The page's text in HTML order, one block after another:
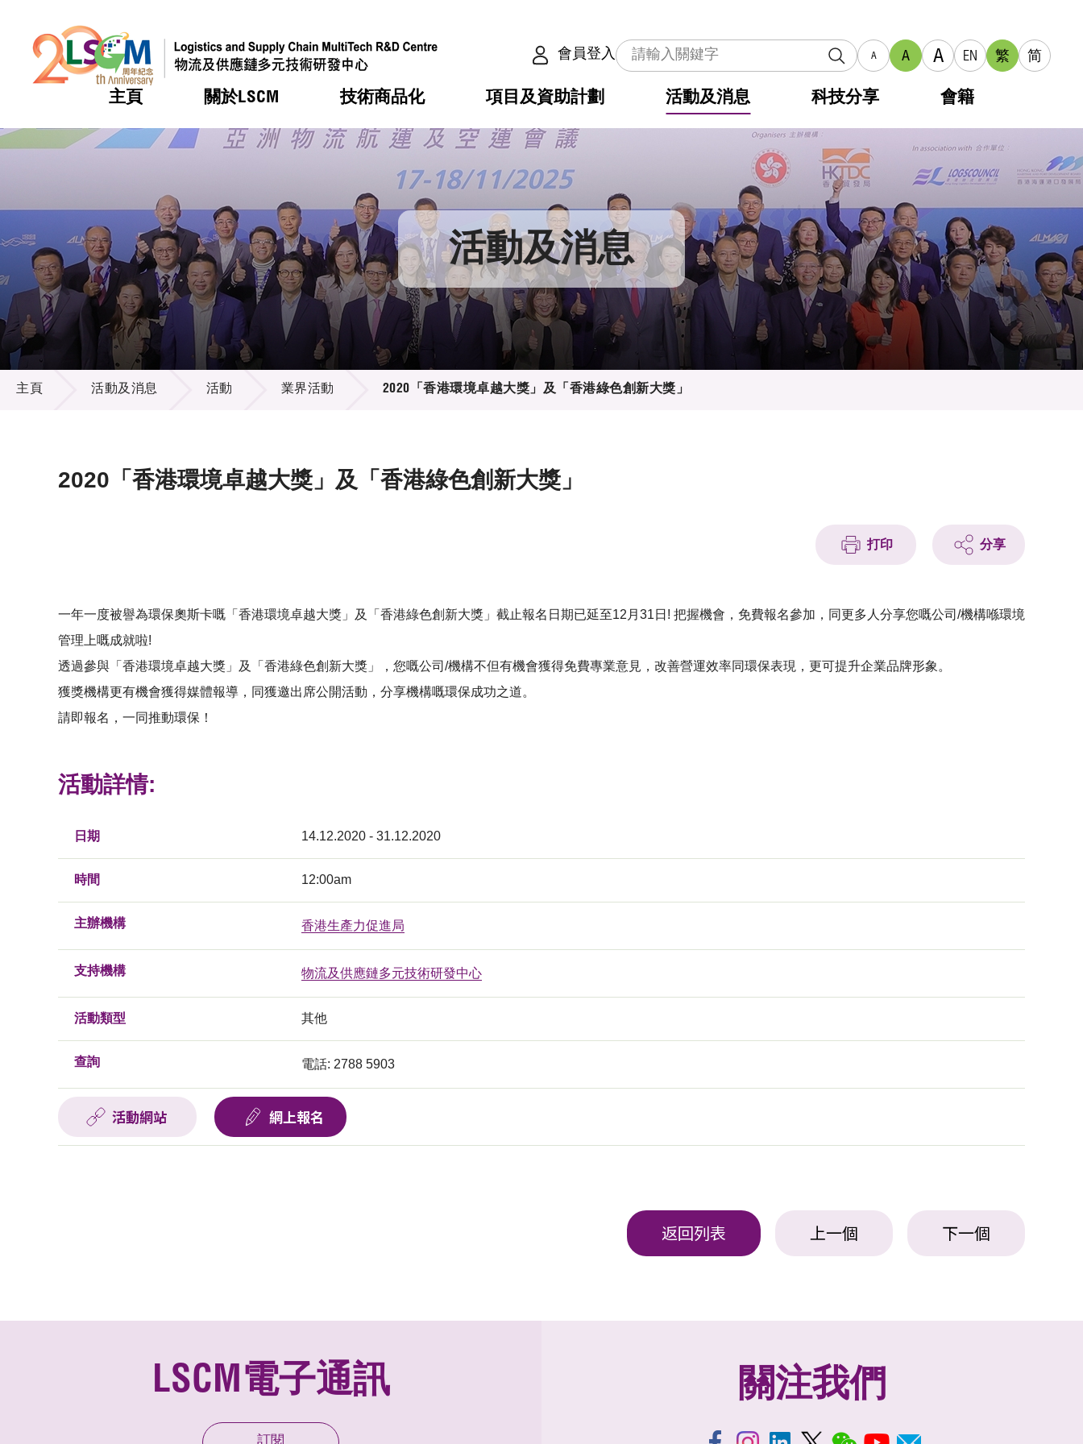
會員登入 A A A EN 繁 简
主頁 關於LSCM
熱門 機構簡介
組織架構
組織架構
董事局
研究顧問
招標通告
技術商品化
熱門 服務
可獲授權之技術
應用於公共服務之創新技術
重點項目
項目及資助計劃
熱門 合作計劃
資助計劃
資助計劃
稅務優惠
申請
評審
徵求研發項目計劃書
項目資料庫
活動及消息
熱門 活動
獎項
新聞中心
媒體報導
新聞稿
資訊中心
多媒體
出版刊物
科技分享 會籍
熱門 會籍及服務
會員列表
會員登入 活動及消息
活動及消息
主頁 活動及消息 活動 業界活動 2020「香港環境卓越大獎」及「香港綠色創新大獎」
2020「香港環境卓越大獎」及「香港綠色創新大獎」
打印 分享
一年一度被譽為環保奧斯卡嘅「香港環境卓越大獎」及「香港綠色創新大獎」截止報名日期已延至12月31日! 把握機會，免費報名參加，同更多人分享您嘅公司/機構喺環境
管理上嘅成就啦!
透過參與「香港環境卓越大獎」及「香港綠色創新大獎」，您嘅公司/機構不但有機會獲得免費專業意見，改善營運效率同環保表現，更可提升企業品牌形象。
獲獎機構更有機會獲得媒體報導，同獲邀出席公開活動，分享機構嘅環保成功之道。
請即報名，一同推動環保！
活動詳情:
日期 14.12.2020 - 31.12.2020
時間 12:00am
主辦機構 香港生產力促進局
支持機構 物流及供應鏈多元技術研發中心
活動類型 其他
查詢 電話: 2788 5903
活動網站 網上報名
返回列表 上一個 下一個
LSCM電子通訊 關注我們